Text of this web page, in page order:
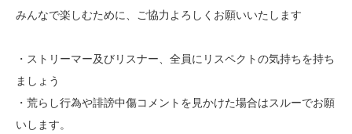
みんなで楽しむために、ご協力よろしくお願いいたします
・ストリーマー及びリスナー、全員にリスペクトの気持ちを持ち
ましょう
・荒らし行為や誹謗中傷コメントを見かけた場合はスルーでお願
いします。